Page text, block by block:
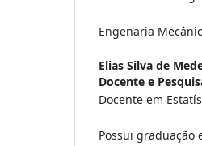
Engenaria
Elias Silva de
Docente e
Docente em
Possui graduação